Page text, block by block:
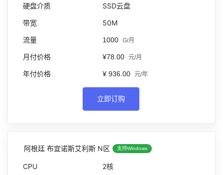
SSD云盘
50M
1000 G/月
¥78.00 元/月
¥ 936.00 元/年
立即订购
阿根廷 布宜诺斯艾利斯 N区 支持Windows
2核